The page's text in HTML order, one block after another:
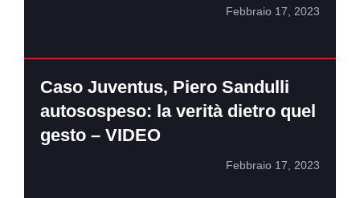
Febbraio 17, 2023
Caso Juventus, Piero Sandulli
autosospeso: la verità dietro quel
gesto – VIDEO
Febbraio 17, 2023